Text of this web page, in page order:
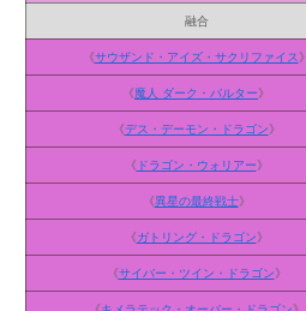
融合
《サウザンド・アイズ・サクリファイス》
《魔人 ダーク・バルター》
《デス・デーモン・ドラゴン》
《ドラゴン・ウォリアー》
《異星の最終戦士》
《ガトリング・ドラゴン》
《サイバー・ツイン・ドラゴン》